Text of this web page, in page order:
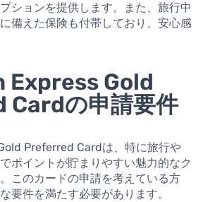
ションを提供します。また、旅行中
備えた保険も付帯しており、安心感
Gold
の申請要件
Preferred Cardは、特に旅行や
ポイントが貯まりやすい魅力的なク
このカードの申請を考えている方
要件を満たす必要があります。